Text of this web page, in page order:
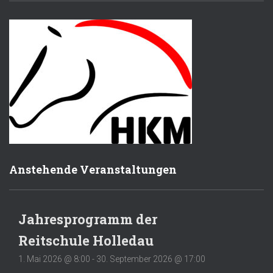
Anstehende Veranstaltungen
Jahresprogramm der
Reitschule Holledau
1. Mai 2026 @ 8:00 - 30. September 2026 @ 17:00